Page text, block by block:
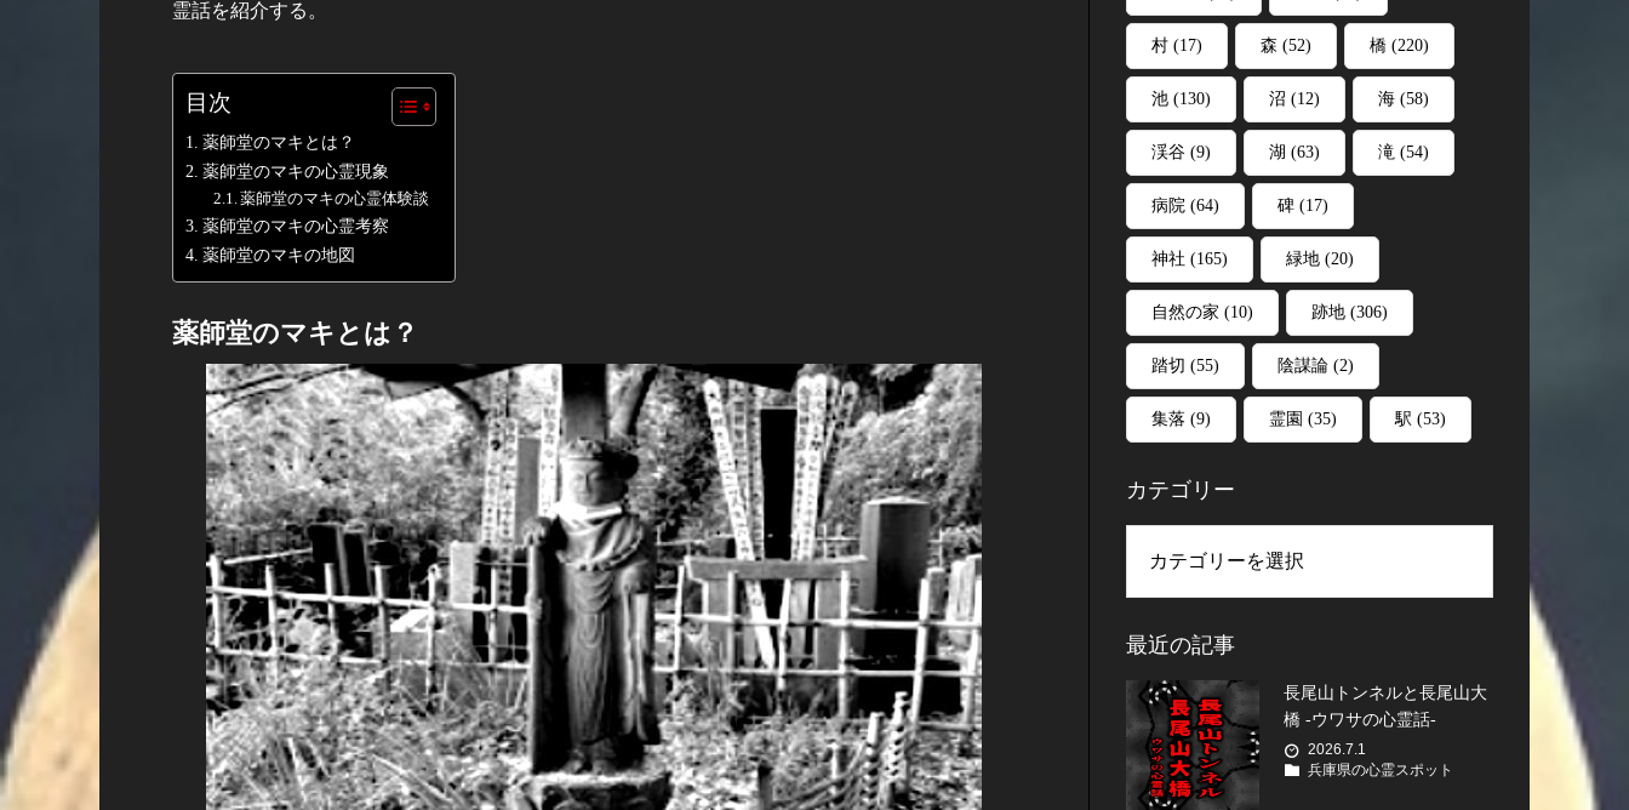
霊話を紹介する。
目次
薬師堂のマキとは？
薬師堂のマキの心霊現象
薬師堂のマキの心霊体験談
薬師堂のマキの心霊考察
薬師堂のマキの地図
薬師堂のマキとは？
村 (17) 森 (52) 橋 (220)
池 (130) 沼 (12) 海 (58)
渓谷 (9) 湖 (63) 滝 (54)
病院 (64) 碑 (17)
神社 (165) 緑地 (20)
自然の家 (10) 跡地 (306)
踏切 (55) 陰謀論 (2)
集落 (9) 霊園 (35) 駅 (53)
カテゴリー
最近の記事
長尾山トンネルと長尾山大
橋 -ウワサの心霊話-
2026.7.1
兵庫県の心霊スポット